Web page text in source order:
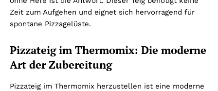
Zeit zum Aufgehen und eignet sich hervorragend für
spontane Pizzagelüste.
Pizzateig im Thermomix: Die moderne
Art der Zubereitung
Pizzateig im Thermomix herzustellen ist eine moderne